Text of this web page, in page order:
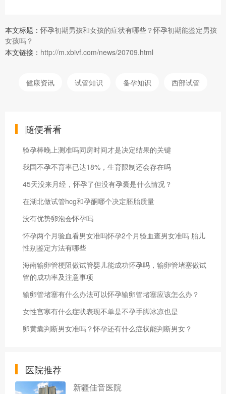
本文标题：怀孕初期男孩和女孩的症状有哪些？怀孕初期能鉴定男孩
女孩吗？
本文链接： http://m.xbivf.com/news/20709.html
健康资讯 试管知识 备孕知识 西部试管
随便看看
验孕棒晚上测准吗同房时间才是决定结果的关键
我国不孕不育率已达18%，生育限制还会存在吗
45天没来月经，怀孕了但没有孕囊是什么情况？
在湖北做试管hcg和孕酮哪个决定胚胎质量
没有优势卵泡会怀孕吗
怀孕两个月验血看男女准吗怀孕2个月验血查男女准吗 胎儿
性别鉴定方法有哪些
海南输卵管梗阻做试管婴儿能成功怀孕吗，输卵管堵塞做试
管的成功率及注意事项
输卵管堵塞有什么办法可以怀孕输卵管堵塞应该怎么办？
女性宫寒有什么症状表现不单是不孕手脚冰凉也是
卵黄囊判断男女准吗？怀孕还有什么症状能判断男女？
医院推荐
新疆佳音医院